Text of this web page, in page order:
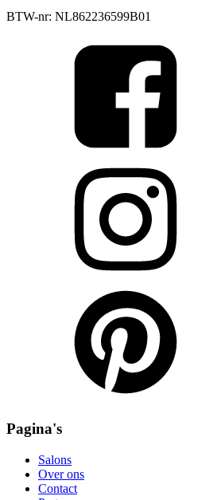
BTW-nr: NL862236599B01
Pagina's
Salons
Over ons
Contact